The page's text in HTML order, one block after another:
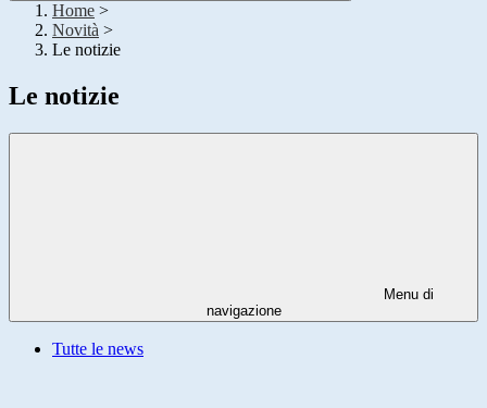
Home >
Novità >
Le notizie
Le notizie
Menu di
navigazione
Tutte le news